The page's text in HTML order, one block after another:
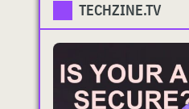
TECHZINE.TV